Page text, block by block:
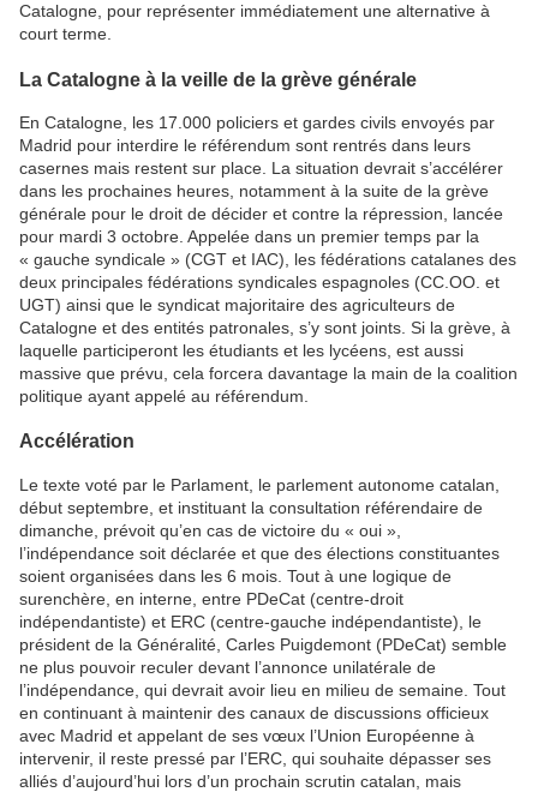
Catalogne, pour représenter immédiatement une alternative à
court terme.
La Catalogne à la veille de la grève générale
En Catalogne, les 17.000 policiers et gardes civils envoyés par
Madrid pour interdire le référendum sont rentrés dans leurs
casernes mais restent sur place. La situation devrait s’accélérer
dans les prochaines heures, notamment à la suite de la grève
générale pour le droit de décider et contre la répression, lancée
pour mardi 3 octobre. Appelée dans un premier temps par la
« gauche syndicale » (CGT et IAC), les fédérations catalanes des
deux principales fédérations syndicales espagnoles (CC.OO. et
UGT) ainsi que le syndicat majoritaire des agriculteurs de
Catalogne et des entités patronales, s’y sont joints. Si la grève, à
laquelle participeront les étudiants et les lycéens, est aussi
massive que prévu, cela forcera davantage la main de la coalition
politique ayant appelé au référendum.
Accélération
Le texte voté par le Parlament, le parlement autonome catalan,
début septembre, et instituant la consultation référendaire de
dimanche, prévoit qu’en cas de victoire du « oui »,
l’indépendance soit déclarée et que des élections constituantes
soient organisées dans les 6 mois. Tout à une logique de
surenchère, en interne, entre PDeCat (centre-droit
indépendantiste) et ERC (centre-gauche indépendantiste), le
président de la Généralité, Carles Puigdemont (PDeCat) semble
ne plus pouvoir reculer devant l’annonce unilatérale de
l’indépendance, qui devrait avoir lieu en milieu de semaine. Tout
en continuant à maintenir des canaux de discussions officieux
avec Madrid et appelant de ses vœux l’Union Européenne à
intervenir, il reste pressé par l’ERC, qui souhaite dépasser ses
alliés d’aujourd’hui lors d’un prochain scrutin catalan, mais